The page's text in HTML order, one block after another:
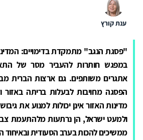
ענת קורץ
"פסגת הנגב" מתמקדת בדימויים:
במפגש חותרות להעביר מסר של
אתגרים משותפים. גם ארצות הברית
הפסגה מחויבות לבעלות בריתה באזור
מדינות האזור אינן יכולות למנוע את
ולמעט ישראל, הן נרתעות מלהתעמת
ממשיכים להכות בערב הסעודית ובאיחוד